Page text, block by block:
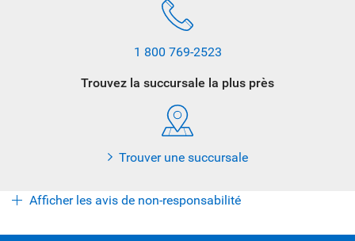
1 800 769-2523
Trouvez la succursale la plus près
Trouver une succursale
Afficher les avis de non-responsabilité